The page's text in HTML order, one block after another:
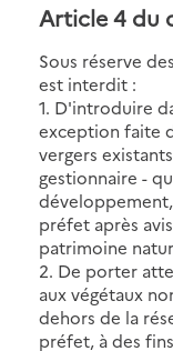
Article 4 du
Sous réserve
est interdit :
1. D'introduire
exception faite
vergers
gestionnaire -
préfet après
patrimoine
2. De porter
aux végétaux
dehors de la
préfet, à des